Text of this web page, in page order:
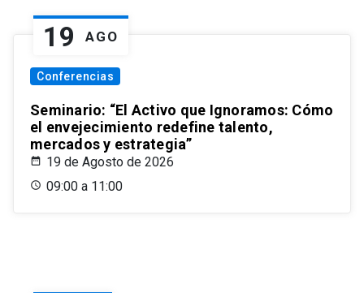
19 AGO
Conferencias
Seminario: “El Activo que Ignoramos: Cómo
el envejecimiento redefine talento,
mercados y estrategia”
19 de Agosto de 2026
09:00 a 11:00